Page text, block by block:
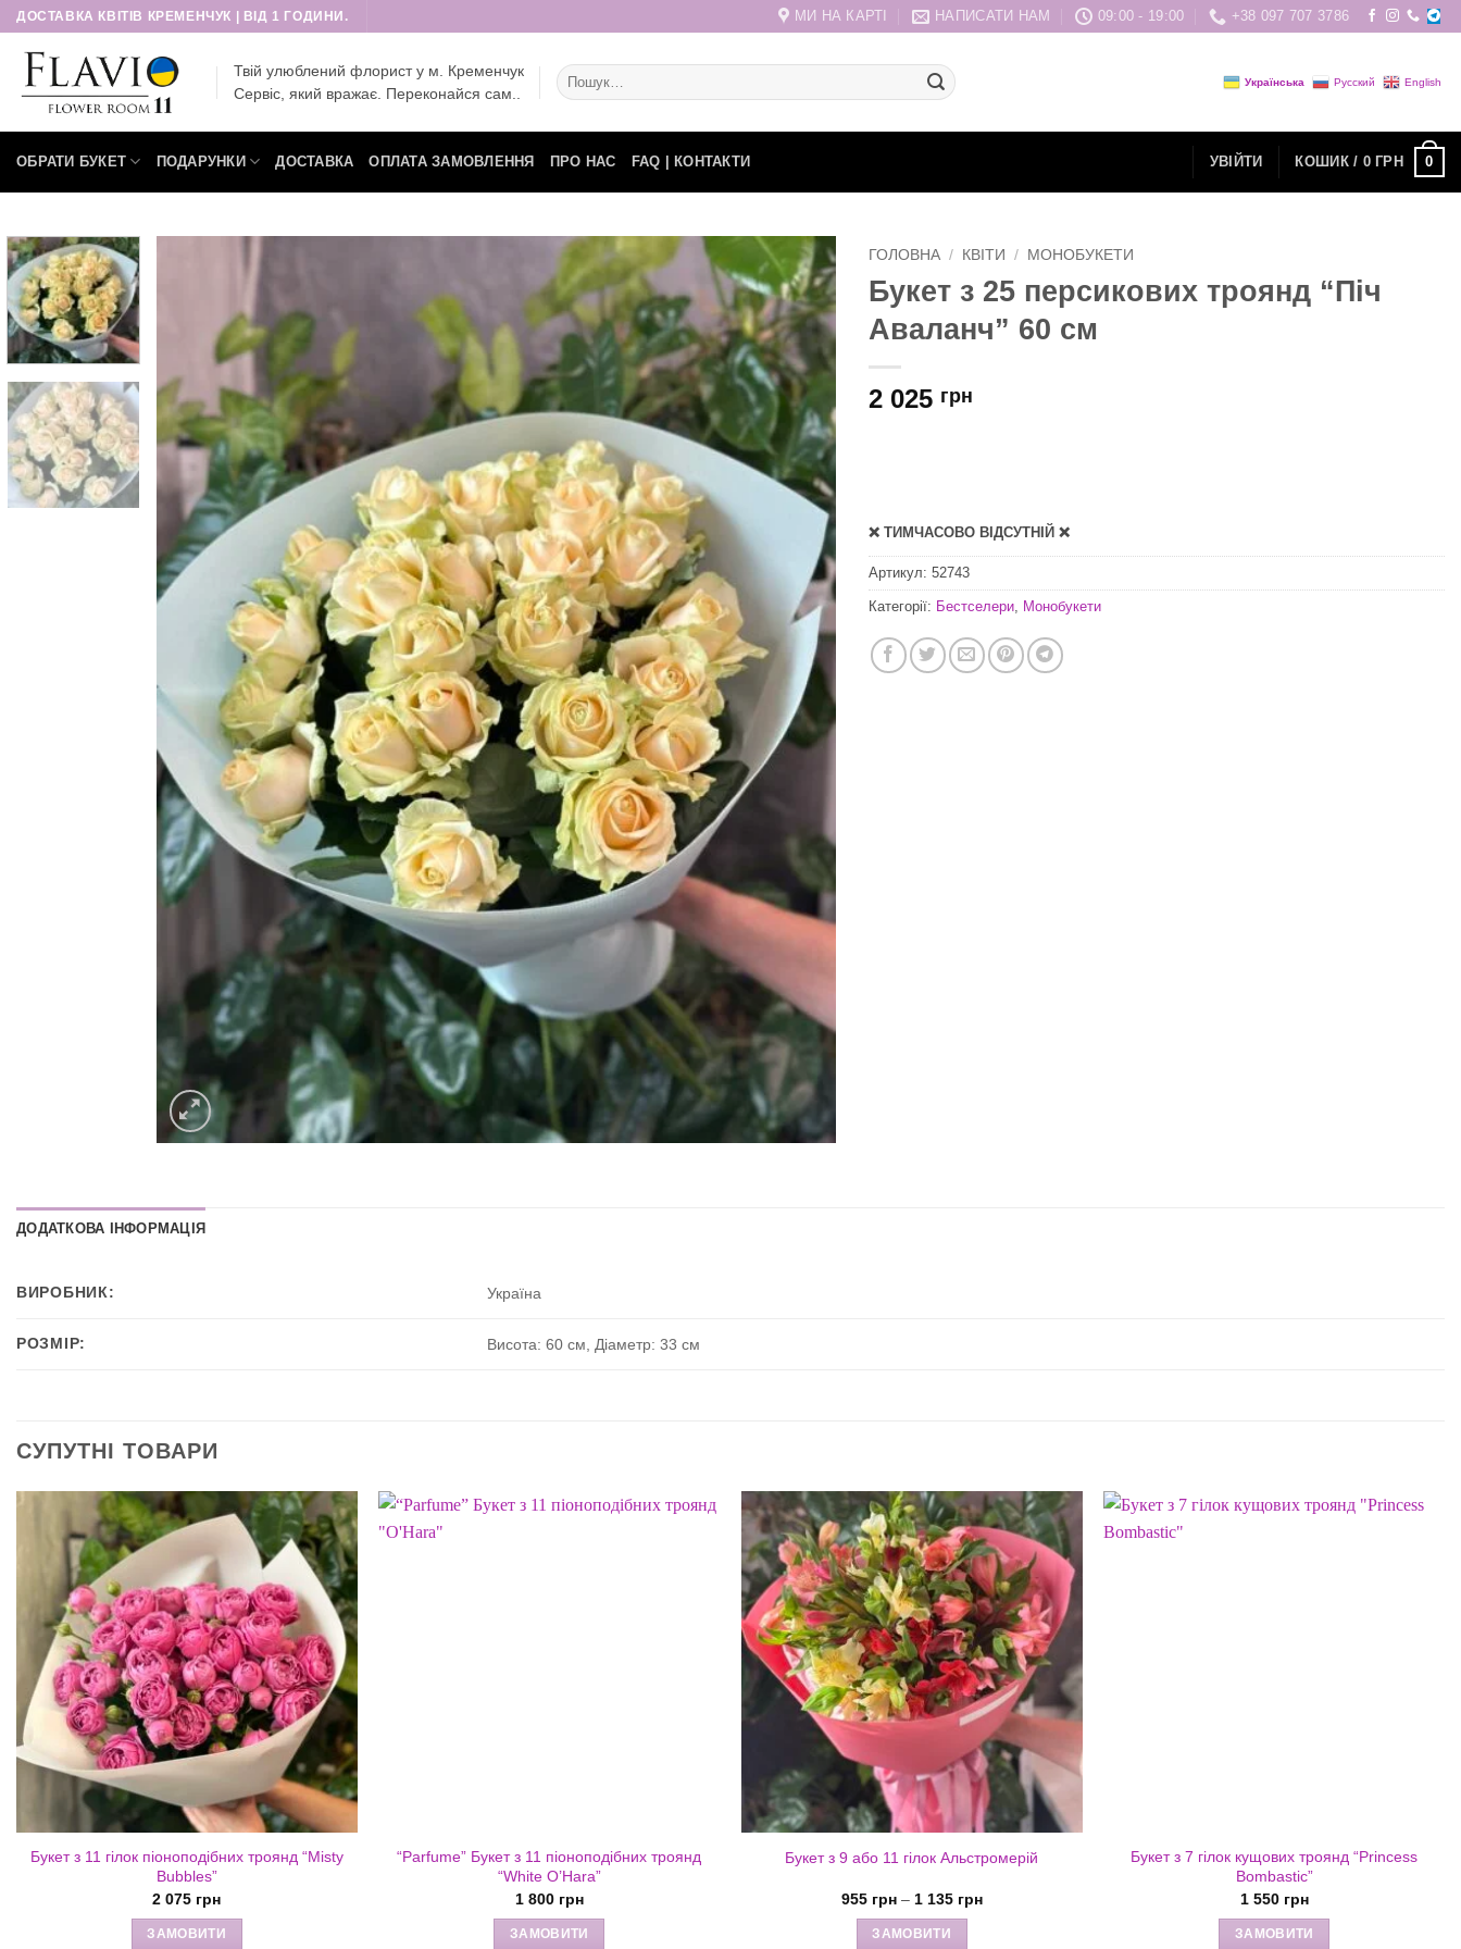
Пропустити
ДОСТАВКА КВІТІВ КРЕМЕНЧУК | ВІД 1 ГОДИНИ. МИ НА КАРТІ НАПИСАТИ НАМ 09:00 - 19:00 +38 097 707 3786
Твій улюблений флорист у м. Кременчук
Сервіс, який вражає. Переконайся сам..
Шукати:
Українська Русский English
ОБРАТИ БУКЕТ ПОДАРУНКИ ДОСТАВКА ОПЛАТА ЗАМОВЛЕННЯ ПРО НАС FAQ | КОНТАКТИ УВІЙТИ КОШИК / 0 ГРН 0
ГОЛОВНА / КВІТИ / МОНОБУКЕТИ
Букет з 25 персикових троянд “Піч
Аваланч” 60 см
2 025 грн
❌ ТИМЧАСОВО ВІДСУТНІЙ ❌
Артикул: 52743
Категорії: Бестселери, Монобукети
ДОДАТКОВА ІНФОРМАЦІЯ
ВИРОБНИК: Україна
РОЗМІР: Висота: 60 см, Діаметр: 33 см
СУПУТНІ ТОВАРИ
Букет з 11 гілок піоноподібних троянд “Misty
Bubbles”
2 075 грн
ЗАМОВИТИ
“Parfume” Букет з 11 піоноподібних троянд
“White O’Hara”
1 800 грн
ЗАМОВИТИ
Букет з 9 або 11 гілок Альстромерій
955 грн – 1 135 грнДіапазон
ЗАМОВИТИ
Букет з 7 гілок кущових троянд “Princess
Bombastic”
1 550 грн
ЗАМОВИТИ